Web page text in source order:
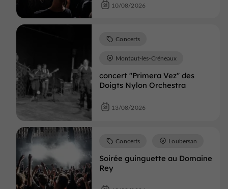
10/08/2026
concert "Primera Vez" des
Doigts Nylon Orchestra
Concerts
Montaut-les-Créneaux
13/08/2026
Soirée guinguette au Domaine
Rey
Concerts Loubersan